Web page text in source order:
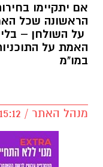
אם יתקיימו
הראשונה שכל
על השולחן –
האמת על
במו"מ
מנהל האתר / 15:12 26.05.19